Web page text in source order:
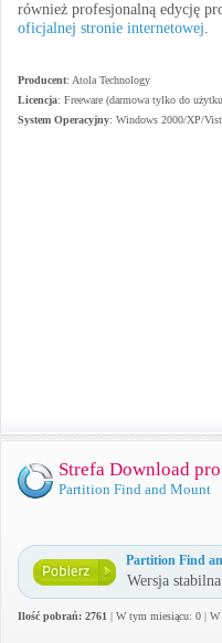
również profesjonalną edycję
oficjalnej stronie internetowej.
Producent: Atola Technology
Licencja: Freeware (darmowa tylko do
System Operacyjny: Windows 2000/XP/
Strefa Download
Partition Find and Mount
Partition Find
Wersja stabilna
Ilość pobrań: 2761 | W tym miesiącu: 0 | W